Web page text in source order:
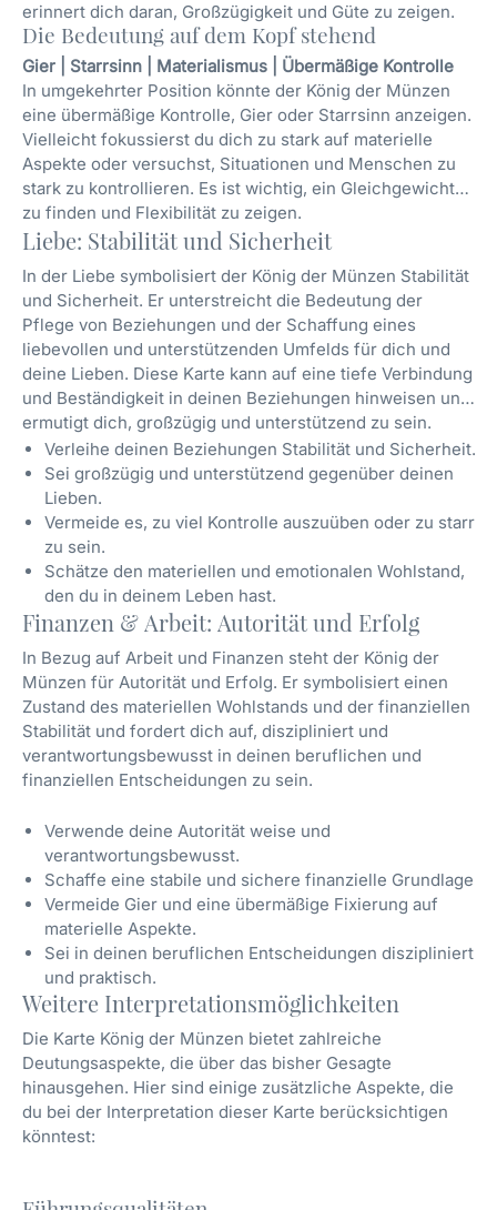
erinnert dich daran, Großzügigkeit und Güte zu zeigen.
Die Bedeutung auf dem Kopf stehend
Gier | Starrsinn | Materialismus | Übermäßige Kontrolle
In umgekehrter Position könnte der König der Münzen
eine übermäßige Kontrolle, Gier oder Starrsinn anzeigen.
Vielleicht fokussierst du dich zu stark auf materielle
Aspekte oder versuchst, Situationen und Menschen zu
stark zu kontrollieren. Es ist wichtig, ein Gleichgewicht
zu finden und Flexibilität zu zeigen.
Liebe: Stabilität und Sicherheit
In der Liebe symbolisiert der König der Münzen Stabilität
und Sicherheit. Er unterstreicht die Bedeutung der
Pflege von Beziehungen und der Schaffung eines
liebevollen und unterstützenden Umfelds für dich und
deine Lieben. Diese Karte kann auf eine tiefe Verbindung
und Beständigkeit in deinen Beziehungen hinweisen und
ermutigt dich, großzügig und unterstützend zu sein.
Verleihe deinen Beziehungen Stabilität und Sicherheit.
Sei großzügig und unterstützend gegenüber deinen
Lieben.
Vermeide es, zu viel Kontrolle auszuüben oder zu starr
zu sein.
Schätze den materiellen und emotionalen Wohlstand,
den du in deinem Leben hast.
Finanzen & Arbeit: Autorität und Erfolg
In Bezug auf Arbeit und Finanzen steht der König der
Münzen für Autorität und Erfolg. Er symbolisiert einen
Zustand des materiellen Wohlstands und der finanziellen
Stabilität und fordert dich auf, diszipliniert und
verantwortungsbewusst in deinen beruflichen und
finanziellen Entscheidungen zu sein.
Verwende deine Autorität weise und
verantwortungsbewusst.
Schaffe eine stabile und sichere finanzielle Grundlage.
Vermeide Gier und eine übermäßige Fixierung auf
materielle Aspekte.
Sei in deinen beruflichen Entscheidungen diszipliniert
und praktisch.
Weitere Interpretationsmöglichkeiten
Die Karte König der Münzen bietet zahlreiche
Deutungsaspekte, die über das bisher Gesagte
hinausgehen. Hier sind einige zusätzliche Aspekte, die
du bei der Interpretation dieser Karte berücksichtigen
könntest: